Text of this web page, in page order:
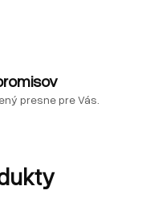
presne pre Vás.